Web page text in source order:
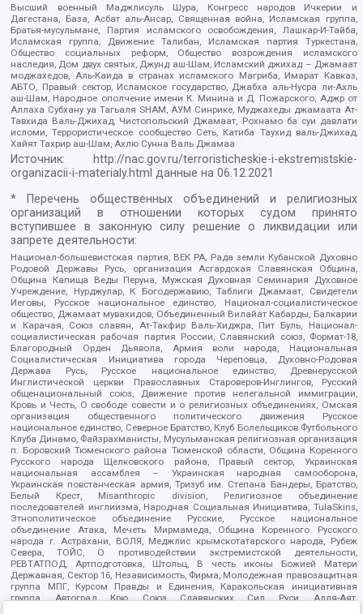
Высший военный Маджлисуль Шура, Конгресс народов Ичкерии и
Дагестана, База, Асбат аль-Ансар, Священная война, Исламская группа,
Братья-мусульмане, Партия исламского освобождения, Лашкар-И-Тайба,
Исламская группа, Движение Талибан, Исламская партия Туркестана,
Общество социальных реформ, Общество возрождения исламского
наследия, Дом двух святых, Джунд аш-Шам, Исламский джихад – Джамаат
моджахедов, Аль-Каида в странах исламского Магриба, Имарат Кавказ,
АБТО, Правый сектор, Исламское государство, Джабха аль-Нусра ли-Ахль
аш-Шам, Народное ополчение имени К. Минина и Д. Пожарского, Аджр от
Аллаха Субхану уа Тагьаля SHAM, АУМ Синрике, Муджахеды джамаата Ат-
Тавхида Валь-Джихад, Чистопольский Джамаат, Рохнамо ба суи давлати
исломи, Террористическое сообщество Сеть, Катиба Таухид валь-Джихад,
Хайят Тахрир аш-Шам, Ахлю Сунна Валь Джамаа
Источник:
http://nac.gov.ru/terroristicheskie-i-ekstremistskie-
organizacii-i-materialy.html данные на06.12.2021
* Перечень общественных объединений и религиозных
организаций в отношении которых судом принято
вступившее в законную силу решение о ликвидации или
запрете деятельности:
Национал-большевистская партия, ВЕК РА, Рада земли Кубанской Духовно
Родовой Державы Русь, организация Асгардская Славянская Община,
Община Капища Веды Перуна, Мужская Духовная Семинария Духовное
Учреждение, Нурджулар, К Богодержавию, Таблиги Джамаат, Свидетели
Иеговы, Русское национальное единство, Национал-социалистическое
общество, Джамаат мувахидов, Объединенный Вилайат Кабарды, Балкарии
и Карачая, Союз славян, Ат-Такфир Валь-Хиджра, Пит Буль, Национал-
социалистическая рабочая партия России, Славянский союз, Формат-18,
Благородный Орден Дьявола, Армия воли народа, Национальная
Социалистическая Инициатива города Череповца, Духовно-Родовая
Держава Русь, Русское национальное единство, Древнерусской
Инглистической церкви Православных Староверов-Инглингов, Русский
общенациональный союз, Движение против нелегальной иммиграции,
Кровь и Честь, О свободе совести и о религиозных объединениях, Омская
организация общественного политического движения Русское
национальное единство, Северное Братство, Клуб Болельщиков Футбольного
Клуба Динамо, Файзрахманисты, Мусульманская религиозная организация
п. Боровский Тюменского района Тюменской области, Община Коренного
Русского народа Щелковского района, Правый сектор, Украинская
национальная ассамблея – Украинская народная самооборона,
Украинская повстанческая армия, Тризуб им. Степана Бандеры, Братство,
Белый Крест, Misanthropic division, Религиозное объединение
последователей инглиизма, Народная Социальная Инициатива, TulaSkins,
Этнополитическое объединение Русские, Русское национальное
объединение Атака, Мечеть Мирмамеда, Община Коренного Русского
народа г. Астрахани, ВОЛЯ, Меджлис крымскотатарского народа, Рубеж
Севера, ТОЙС, О противодействии экстремистской деятельности,
РЕВТАТПОД, Артподготовка, Штольц, В честь иконы Божией Матери
Державная, Сектор 16, Независимость, Фирма, Молодежная правозащитная
группа МПГ, Курсом Правды и Единения, Каракольская инициативная
группа, Автоград Крю, Союз Славянских Сил Руси, Алля-Аят,